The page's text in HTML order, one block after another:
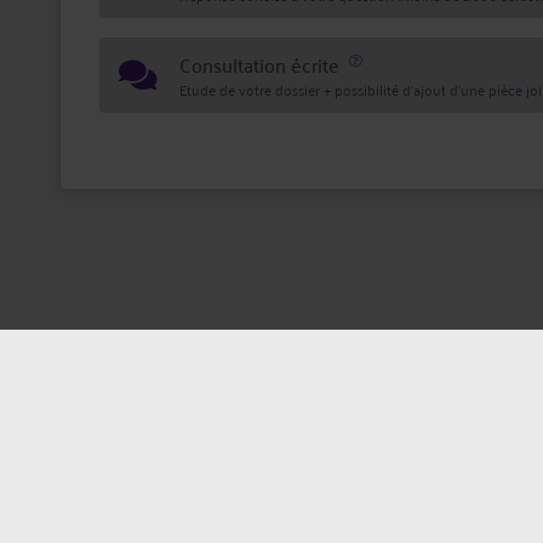
Consultation écrite
Etude de votre dossier + possibilité d'ajout d'une pièce